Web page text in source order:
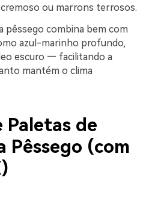
ou marrons terrosos.
pêssego combina bem com
azul-marinho profundo,
escuro — facilitando a
mantém o clima
Paletas de
Pêssego (com